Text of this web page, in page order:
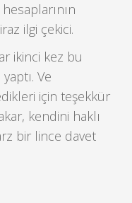
ilgi çekici.
ikinci kez bu
Ve
için teşekkür
kendini haklı
bir lince davet